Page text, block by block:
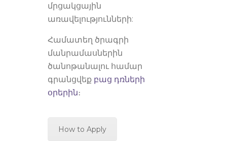
մրցակցային
առավելությունների:
Համատեղ ծրագրի
մանրամասներին
ծանոթանալու համար
գրանցվեք բաց դռների
օրերին։
How to Apply